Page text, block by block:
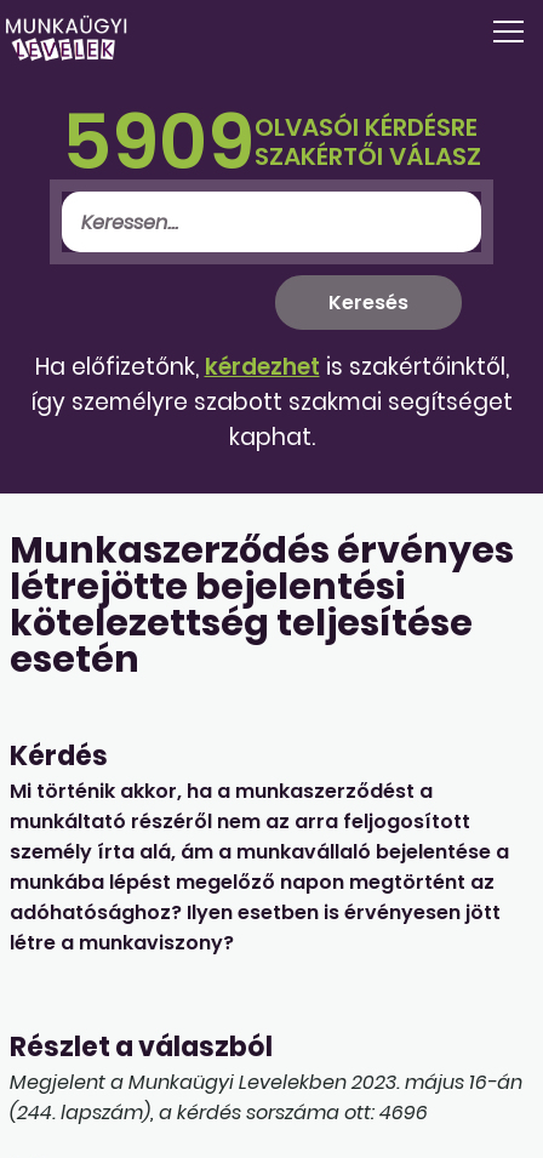
5909OLVASÓI KÉRDÉSRE
SZAKÉRTŐI VÁLASZ
Ha előfizetőnk, kérdezhet is szakértőinktől,
így személyre szabott szakmai segítséget
kaphat.
Munkaszerződés érvényes
létrejötte bejelentési
kötelezettség teljesítése
esetén
Kérdés
Mi történik akkor, ha a munkaszerződést a
munkáltató részéről nem az arra feljogosított
személy írta alá, ám a munkavállaló bejelentése a
munkába lépést megelőző napon megtörtént az
adóhatósághoz? Ilyen esetben is érvényesen jött
létre a munkaviszony?
Részlet a válaszból
Megjelent a Munkaügyi Levelekben 2023. május 16-án
(244. lapszám), a kérdés sorszáma ott: 4696